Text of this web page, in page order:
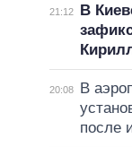
21:12
В
20:08
В
после